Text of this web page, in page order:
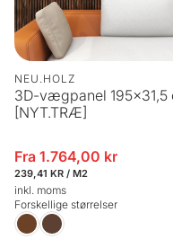
NEU.HOLZ
3D-vægpanel 195x31,5
[NYT.TRÆ]
Udsalgspris
Fra 1.764,00 kr
STYKPRIS
239,41 KR / PR.
M2
inkl. moms
Forskellige størrelser